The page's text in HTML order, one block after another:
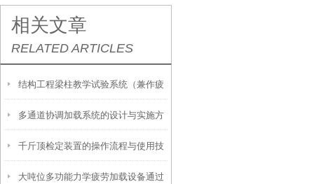
相关文章
RELATED ARTICLES
结构工程梁柱教学试验系统（兼作疲
劳试验)
多通道协调加载系统的设计与实施方
法介绍
千斤顶检定装置的操作流程与使用技
巧
大吨位多功能力学疲劳加载设备通过